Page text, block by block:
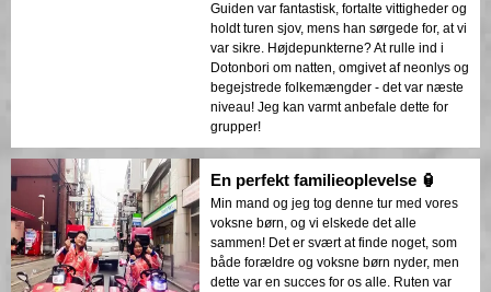
Guiden var fantastisk, fortalte vittigheder og
holdt turen sjov, mens han sørgede for, at vi
var sikre. Højdepunkterne? At rulle ind i
Dotonbori om natten, omgivet af neonlys og
begejstrede folkemængder - det var næste
niveau! Jeg kan varmt anbefale dette for
grupper!
En perfekt familieoplevelse 🏮
Min mand og jeg tog denne tur med vores
voksne børn, og vi elskede det alle
sammen! Det er svært at finde noget, som
både forældre og voksne børn nyder, men
dette var en succes for os alle. Ruten var